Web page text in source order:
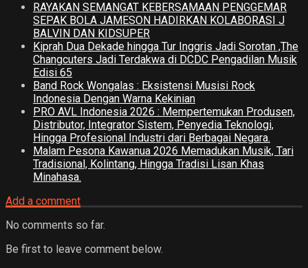
RAYAKAN SEMANGAT KEBERSAMAAN PENGGEMAR
SEPAK BOLA JAMESON HADIRKAN KOLABORASI J
BALVIN DAN KIDSUPER
Kiprah Dua Dekade hingga Tur Inggris Jadi Sorotan ,The
Changcuters Jadi Terdakwa di DCDC Pengadilan Musik
Edisi 65
Band Rock Wongalas : Eksistensi Musisi Rock
Indonesia Dengan Warna Kekinian
PRO AVL Indonesia 2026 : Mempertemukan Produsen,
Distributor, Integrator Sistem, Penyedia Teknologi,
Hingga Profesional Industri dari Berbagai Negara.
Malam Pesona Kawanua 2026 Memadukan Musik, Tari
Tradisional, Kolintang, Hingga Tradisi Lisan Khas
Minahasa.
Add a comment
No comments so far.
Be first to leave comment below.